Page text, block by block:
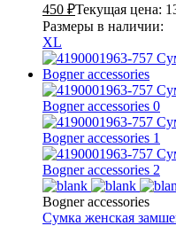
450 ₽Текущая цена:
Размеры в наличии:
XL
Bogner accessories
Сумка женская